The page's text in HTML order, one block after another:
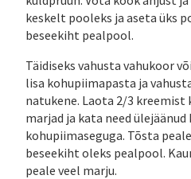
keskelt pooleks ja aseta üks
beseekiht pealpool.
Täidiseks vahusta vahukoor
lisa kohupiimapasta ja
natukene. Laota 2/3 kreemist
marjad ja kata need
kohupiimaseguga. Tõsta
beseekiht oleks pealpool.
peale veel marju.